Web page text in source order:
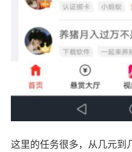
这里的任务很多，从几元到